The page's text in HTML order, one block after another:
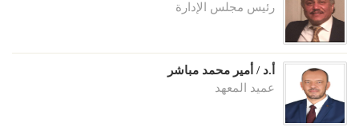
رئيس مجلس الإدارة
أ.د / أمير محمد مباشر
عميد المعهد